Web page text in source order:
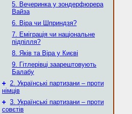
5. Вечеринка у зондерфюрера
Вайза
6. Віра чи Шприндзя?
7. Еміграція чи національне
підпілля?
8. Яків та Віра у Києві
9. Гітлерівці заарештовують
Балабу
+ 2. Українські партизани – проти
німців
+ 3. Українські партизани – проти
совєтів